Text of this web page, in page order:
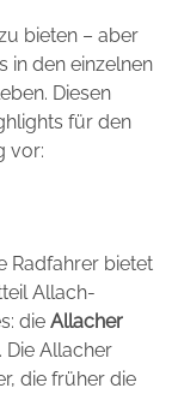
bieten – aber
in den einzelnen
Diesen
für den
vor:
Radfahrer bietet
Allach-
die Allacher
Allacher
die früher die